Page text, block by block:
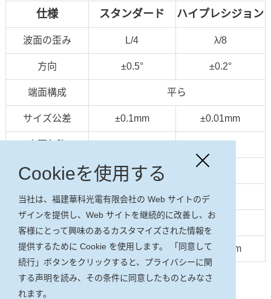
仕様 スタンダード ハイプレシジョン
波面の歪み L/4 λ/8
方向 ±0.5° ±0.2°
端面構成 平ら
サイズ公差 ±0.1mm ±0.01mm
平らさ λ/8
平行度 20"
直角度
固有の損失 Less than 0.1%/cm at 1064nm
コーティング：
Cookieを使用する
当社は、福建華科光電有限会社の Web サイトのデ
ザインを提供し、Web サイトを継続的に改善し、お
客様にとって興味のあるカスタマイズされた情報を
提供するために Cookie を使用します。 「同意して
続行」ボタンをクリックすると、プライバシーに関
する声明を読み、その条件に同意したものとみなさ
れます。